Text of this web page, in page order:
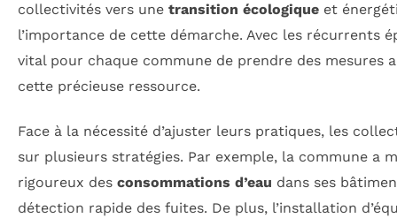
collectivités vers une transition écologique et
l’importance de cette démarche. Avec les récurrents
vital pour chaque commune de prendre des mesures
cette précieuse ressource.
Face à la nécessité d’ajuster leurs pratiques, les
sur plusieurs stratégies. Par exemple, la commune a
rigoureux des consommations d’eau dans ses
détection rapide des fuites. De plus, l’installation